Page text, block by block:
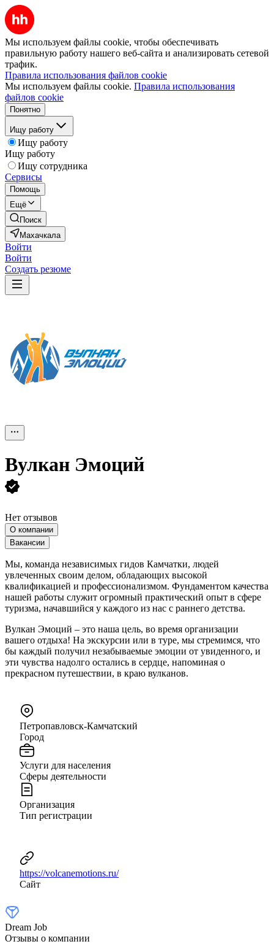
Мы используем файлы cookie, чтобы обеспечивать
правильную работу нашего веб-сайта и анализировать сетевой
трафик.
Правила использования файлов cookie
Мы используем файлы cookie. Правила использования
файлов cookie
Понятно
Ищу работу
Ищу работу
Ищу работу
Ищу сотрудника
Сервисы
Помощь
Ещё
Поиск
Махачкала
Войти
Войти
Создать резюме
Вулкан Эмоций
Нет отзывов
О компании
Вакансии
Мы, команда независимых гидов Камчатки, людей
увлеченных своим делом, обладающих высокой
квалификацией и профессионализмом. Фундаментом качества
нашей работы служит огромный практический опыт в сфере
туризма, начавшийся у каждого из нас с раннего детства.
Вулкан Эмоций – это наша цель, во время организации
вашего отдыха! На экскурсии или в туре, мы стремимся, что
бы каждый получил незабываемые эмоции от увиденного, и
эти чувства надолго остались в сердце, напоминая о
прекрасном путешествии, в краю вулканов.
Петропавловск-Камчатский
Город
Услуги для населения
Сферы деятельности
Организация
Тип регистрации
https://volcanemotions.ru/
Сайт
Dream Job
Отзывы о компании